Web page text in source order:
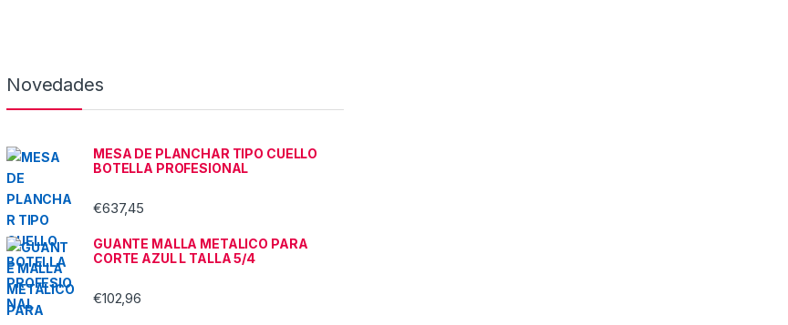
Novedades
MESA DE PLANCHAR TIPO CUELLO
BOTELLA PROFESIONAL
€637,45
GUANTE MALLA METALICO PARA
CORTE AZUL L TALLA 5/4
€102,96